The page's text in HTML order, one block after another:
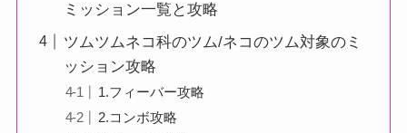
ミッション一覧と攻略
ツムツムネコ科のツム/ネコのツム対象のミ
ッション攻略
1.フィーバー攻略
2.コンボ攻略